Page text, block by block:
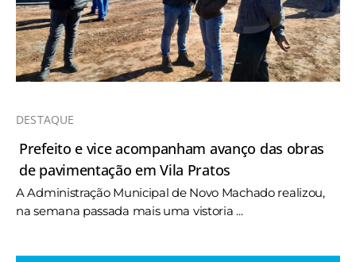
DESTAQUE
Prefeito e vice acompanham avanço das obras
de pavimentação em Vila Pratos
A Administração Municipal de Novo Machado realizou,
na semana passada mais uma vistoria ...